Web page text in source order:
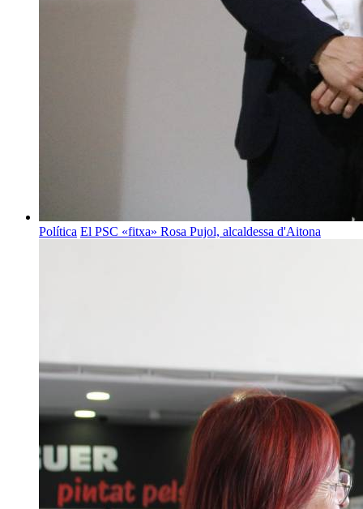
Política El PSC «fitxa» Rosa Pujol, alcaldessa d'Aitona